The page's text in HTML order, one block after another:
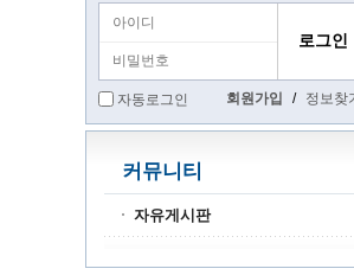
자동로그인 회원가입 / 정보찾
커뮤니티
자유게시판